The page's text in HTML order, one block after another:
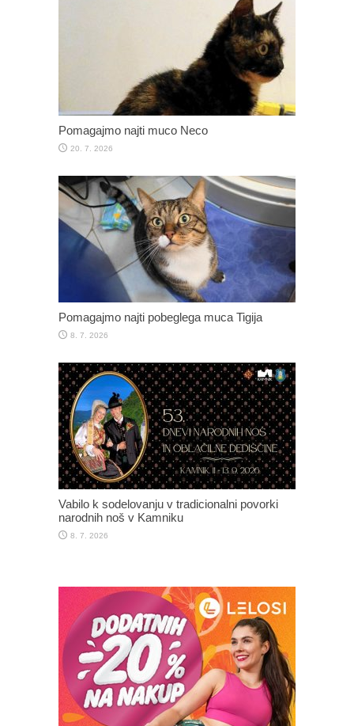
Pomagajmo najti muco Neco
20. 7. 2026
Pomagajmo najti pobeglega muca Tigija
8. 7. 2026
Vabilo k sodelovanju v tradicionalni povorki
narodnih noš v Kamniku
8. 7. 2026